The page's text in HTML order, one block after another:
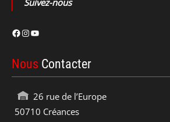
Facebook
Instagram
YouTube
Nous Contacter
26 rue de l’Europe
50710 Créances